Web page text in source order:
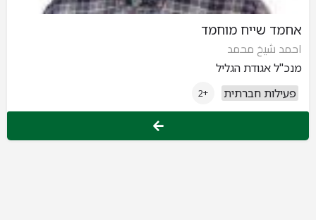
אחמד שייח מוחמד
احمد شيخ محمد
מנכ"ל אגודת הגליל
פעילות חברתית
+2